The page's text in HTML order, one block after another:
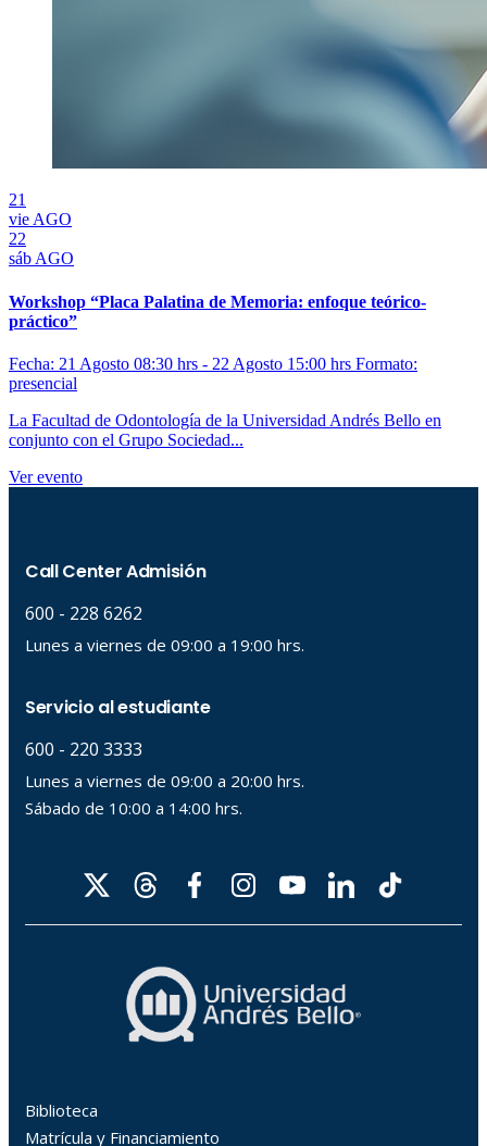
21
vie AGO
22
sáb AGO
Workshop “Placa Palatina de Memoria: enfoque teórico-
práctico”
Fecha: 21 Agosto 08:30 hrs - 22 Agosto 15:00 hrs Formato:
presencial
La Facultad de Odontología de la Universidad Andrés Bello en
conjunto con el Grupo Sociedad...
Ver evento